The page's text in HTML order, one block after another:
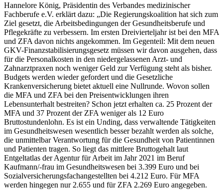
Hannelore König, Präsidentin des Verbandes medizinischer
Fachberufe e.V. erklärt dazu: „Die Regierungskoalition hat sich zum
Ziel gesetzt, die Arbeitsbedingungen der Gesundheitsberufe und
Pflegekräfte zu verbessern. Im ersten Dreivierteljahr ist bei den MFA
und ZFA davon nichts angekommen. Im Gegenteil: Mit dem neuen
GKV-Finanzstabilisierungsgesetz müssen wir davon ausgehen, dass
für die Personalkosten in den niedergelassenen Arzt- und
Zahnarztpraxen noch weniger Geld zur Verfügung steht als bisher.
Budgets werden wieder gefordert und die Gesetzliche
Krankenversicherung bietet aktuell eine Nullrunde. Wovon sollen
die MFA und ZFA bei den Preisentwicklungen ihren
Lebensunterhalt bestreiten? Schon jetzt erhalten ca. 25 Prozent der
MFA und 37 Prozent der ZFA weniger als 12 Euro
Bruttostundenlohn. Es ist ein Unding, dass verwaltende Tätigkeiten
im Gesundheitswesen wesentlich besser bezahlt werden als solche,
die unmittelbar Verantwortung für die Gesundheit von Patientinnen
und Patienten tragen. So liegt das mittlere Bruttogehalt laut
Entgeltatlas der Agentur für Arbeit im Jahr 2021 im Beruf
Kaufmann/-frau im Gesundheitswesen bei 3.399 Euro und bei
Sozialversicherungsfachangestellten bei 4.212 Euro. Für MFA
werden hingegen nur 2.655 und für ZFA 2.269 Euro angegeben.